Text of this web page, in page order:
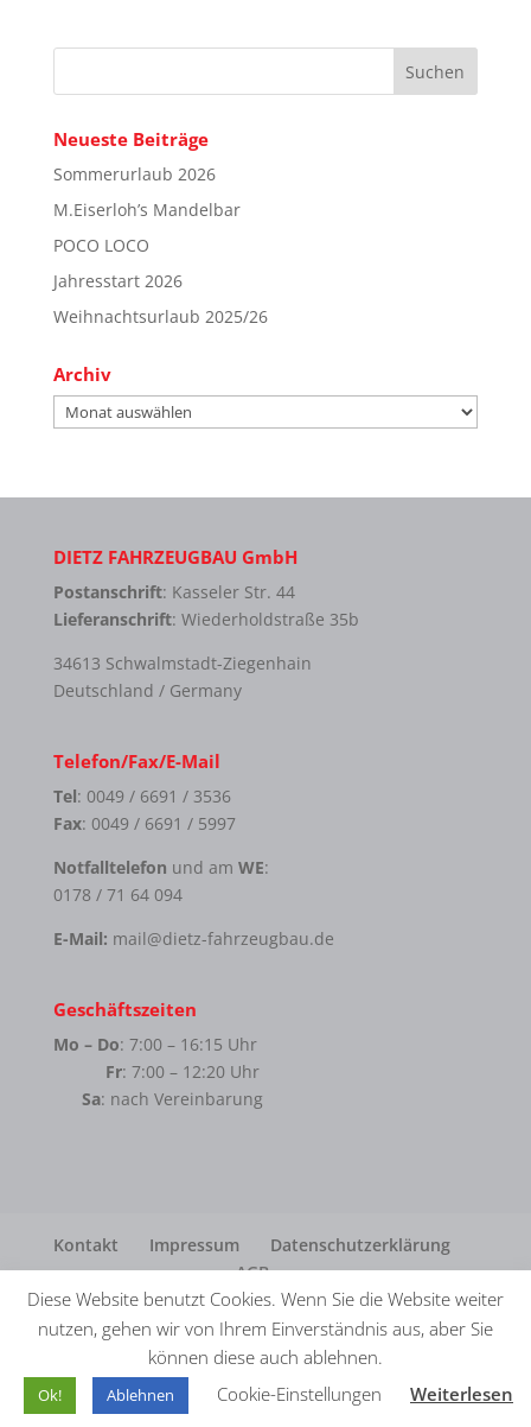
Neueste Beiträge
Sommerurlaub 2026
M.Eiserloh’s Mandelbar
POCO LOCO
Jahresstart 2026
Weihnachtsurlaub 2025/26
Archiv
Archiv
DIETZ FAHRZEUGBAU GmbH
Postanschrift: Kasseler Str. 44
Lieferanschrift: Wiederholdstraße 35b
34613 Schwalmstadt-Ziegenhain
Deutschland / Germany
Telefon/Fax/E-Mail
Tel: 0049 / 6691 / 3536
Fax: 0049 / 6691 / 5997
Notfalltelefon und am WE:
0178 / 71 64 094
E-Mail: mail@dietz-fahrzeugbau.de
Geschäftszeiten
Mo – Do: 7:00 – 16:15 Uhr
Fr: 7:00 – 12:20 Uhr
Sa: nach Vereinbarung
Kontakt Impressum
Datenschutzerklärung
AGB
© Dietz Fahrzeugbau GmbH · Realisation
MEDIENAGENTUR
Diese Website benutzt Cookies. Wenn Sie die Website weiter
nutzen, gehen wir von Ihrem Einverständnis aus, aber Sie
können diese auch ablehnen.
Ok! Ablehnen Cookie-Einstellungen Weiterlesen